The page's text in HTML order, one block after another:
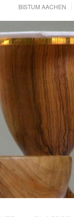
BISTUM AACHEN